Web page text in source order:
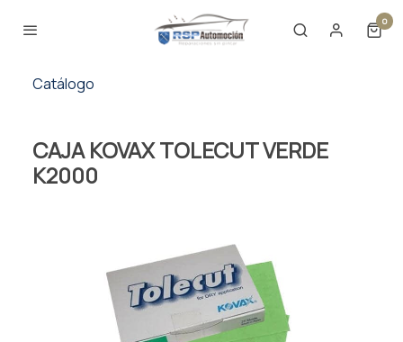
0
Catálogo
CAJA KOVAX TOLECUT VERDE
K2000